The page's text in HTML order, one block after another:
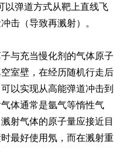
以弹道方式从靶上直线飞
击（导致再溅射）。
与充当慢化剂的气体原子
室壁，在经历随机行走后
以实现从高能弹道冲击到
体通常是氩气等惰性气
射气体的原子量应接近目
最好使用氖，而在溅射重